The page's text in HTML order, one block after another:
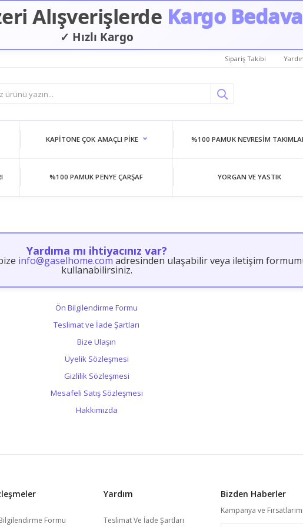
Alışverişlerde Kargo Bedava
✓ Hızlı Kargo
Sipariş Takibi
KAPITONE ÇOK AMAÇLI PIKE %100 PAMUK NEVRESIM
%100 PAMUK PENYE ÇARŞAF YORGAN VE YASTIK
Yardıma mı ihtiyacınız var?
info@gaselhome.com adresinden ulaşabilir veya iletişim
kullanabilirsiniz.
Ön Bilgilendirme Formu
Teslimat ve İade Şartları
Bize Ulaşın
Üyelik Sözleşmesi
Gizlilik Sözleşmesi
Mesafeli Satış Sözleşmesi
Hakkımızda
Formu
Yardım
Teslimat Ve İade Şartları
Bizden Haberler
Kampanya ve